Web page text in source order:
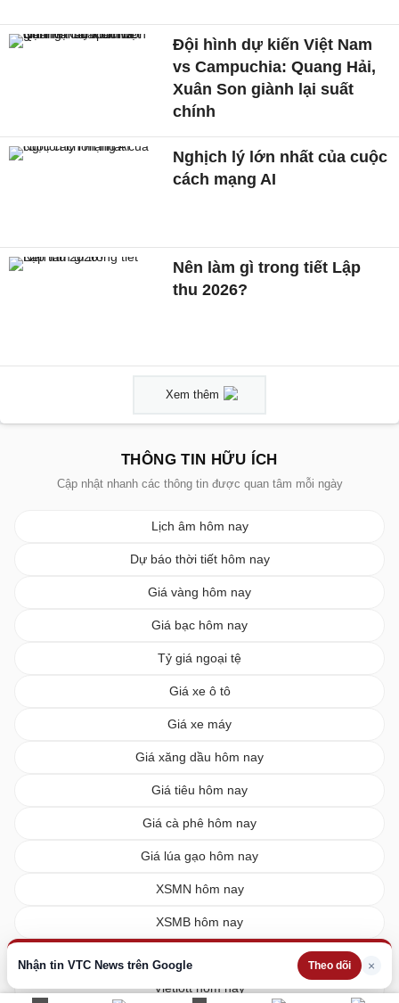
Nhận tin VTC News trên Google Theo dõi ×
Đội hình dự kiến Việt Nam
vs Campuchia: Quang Hải,
Xuân Son giành lại suất
chính
Nghịch lý lớn nhất của cuộc
cách mạng AI
Nên làm gì trong tiết Lập
thu 2026?
Xem thêm
THÔNG TIN HỮU ÍCH
Cập nhật nhanh các thông tin được quan tâm mỗi ngày
Lịch âm hôm nay
Dự báo thời tiết hôm nay
Giá vàng hôm nay
Giá bạc hôm nay
Tỷ giá ngoại tệ
Giá xe ô tô
Giá xe máy
Giá xăng dầu hôm nay
Giá tiêu hôm nay
Giá cà phê hôm nay
Giá lúa gạo hôm nay
XSMN hôm nay
XSMB hôm nay
Vietlott hôm nay